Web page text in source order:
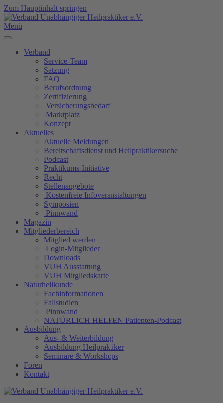
Zum Hauptinhalt springen
Menü
Verband
Service-Team
Satzung
FAQ
Berufsordnung
Zertifizierung
Versicherungsbedarf
Marktplatz
Konzept
Aktuelles
Aktuelle Meldungen
Bereitschaftsdienst und Heilpraktikersuche
Podcast
Praktikums-Initiative
Recht
Stellenangebote
Kostenfreie Infoveranstaltungen
Symposien
Pinnwand
Magazin
Mitgliederbereich
Mitglied werden
Login-Mitglieder
Downloads
VUH Ausstattung
VUH Mitgliedskarte
Naturheilkunde
Fachinformationen
Fallstudien
Pinnwand
NATÜRLICH HELFEN Patienten-Podcast
Ausbildung
Aus- & Weiterbildung
Ausbildung Heilpraktiker
Seminare & Workshops
Foren
Kontakt